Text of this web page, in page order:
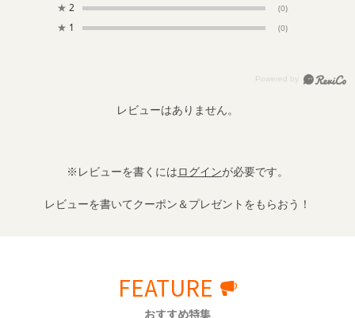
★ 2 (0)
★ 1 (0)
レビューはありません。
※レビューを書くにはログインが必要です。
レビューを書いてクーポン＆プレゼントをもらおう！
FEATURE
おすすめ特集